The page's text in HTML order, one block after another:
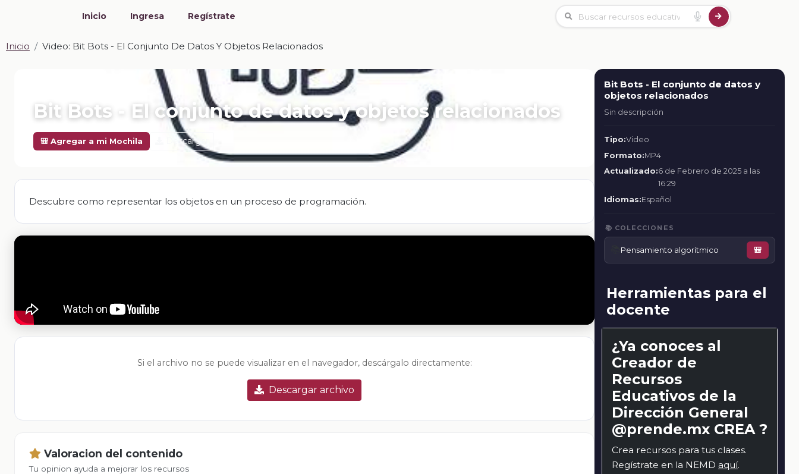
Inicio Ingresa Regístrate
Inicio Video: Bit Bots - El Conjunto De Datos Y Objetos Relacionados
Bit Bots - El conjunto de datos y objetos relacionados
🎒 Agregar a mi Mochila Descargar
Descubre como representar los objetos en un proceso de programación.
Si el archivo no se puede visualizar en el navegador, descárgalo directamente:
Descargar archivo
Valoracion del contenido
Tu opinion ayuda a mejorar los recursos
Bit Bots - El conjunto de datos y
objetos relacionados
Sin descripción
Tipo:Video
Formato:MP4
Actualizado:6 de Febrero de 2025 a las
16:29
Idiomas:Español
📚 COLECCIONES
Pensamiento algorítmico 🎒
Herramientas para el
docente
¿Ya conoces al
Creador de
Recursos
Educativos de la
Dirección General
@prende.mx CREA ?
Crea recursos para tus clases.
Regístrate en la NEMD aquí.